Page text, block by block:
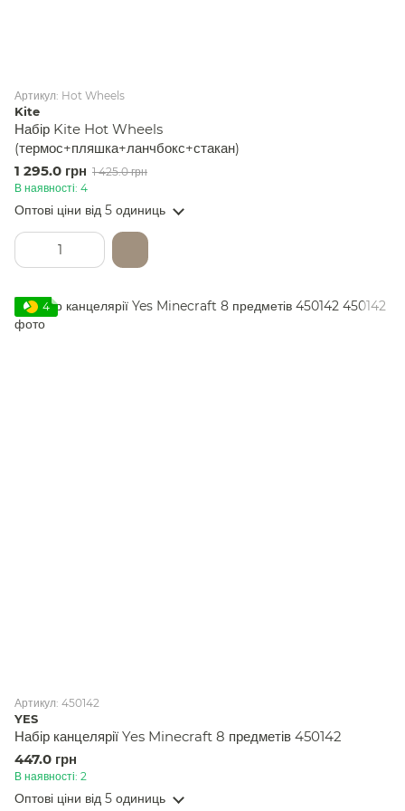
Артикул: Hot Wheels
Kite
Набір Kite Hot Wheels
(термос+пляшка+ланчбокс+стакан)
1 295.0 грн 1 425.0 грн
В наявності: 4
Оптові ціни від 5 одиниць
4
Артикул: 450142
YES
Набір канцелярії Yes Minecraft 8 предметів 450142
447.0 грн
В наявності: 2
Оптові ціни від 5 одиниць